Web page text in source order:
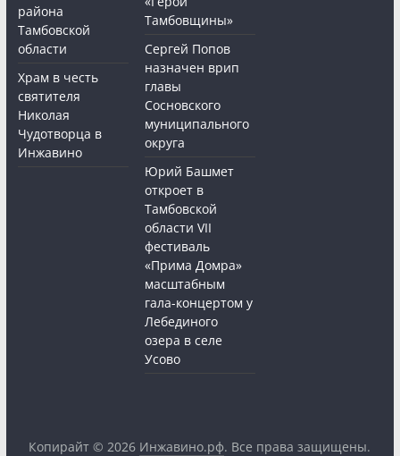
района
Тамбовской
области
Храм в честь
святителя
Николая
Чудотворца в
Инжавино
Тамбовщины»
Сергей Попов
назначен врип
главы
Сосновского
муниципального
округа
Юрий Башмет
откроет в
Тамбовской
области VII
фестиваль
«Прима Домра»
масштабным
гала-концертом у
Лебединого
озера в селе
Усово
Копирайт © 2026 Инжавино.рф. Все права защищены.